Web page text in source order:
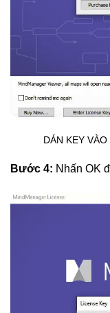
DÁN KEY
Bước 4: Nhấn OK